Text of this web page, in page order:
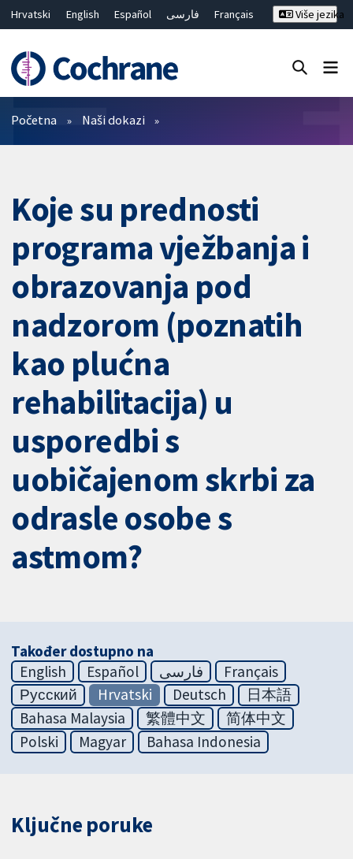
Hrvatski English Español فارسی
Français
繁體中文
简体中文
Više jezika
Prečistači
Početna Naši dokazi
Koje su prednosti
programa vježbanja i
obrazovanja pod
nadzorom (poznatih
kao plućna
rehabilitacija) u
usporedbi s
uobičajenom skrbi za
odrasle osobe s
astmom?
Također dostupno na
English
Español فارسی
Français
Русский
Hrvatski Deutsch
日本語
Bahasa Malaysia
繁體中文
简体中文
Polski
Magyar Bahasa Indonesia
Ključne poruke